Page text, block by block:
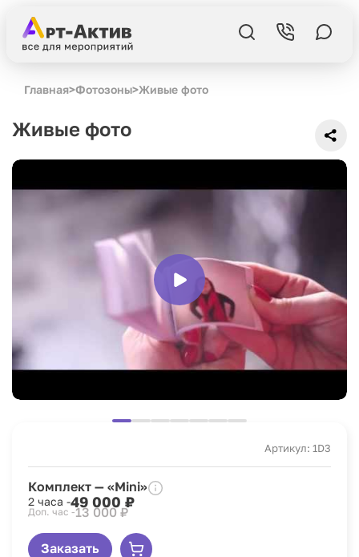
Главная>Фотозоны>Живые фото
Живые фото
Артикул: 1D3
Комплект — «Mini»
2 часа -49 000 ₽
Доп. час -13 000 ₽
Заказать